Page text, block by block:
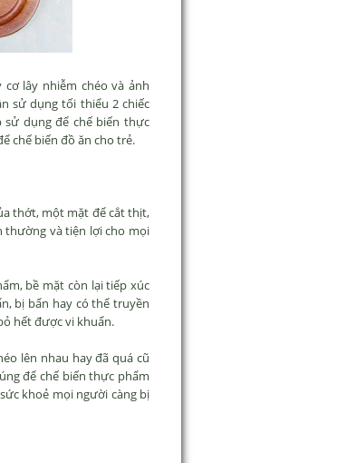
lây nhiễm chéo và ảnh
sử dụng tối thiểu 2 chiếc
dụng để chế biến thực
chế biến đồ ăn cho trẻ.
thớt, một mặt để cắt thịt,
thường và tiện lợi cho mọi
bề mặt còn lại tiếp xúc
bị bẩn hay có thể truyền
hết được vi khuẩn.
lên nhau hay đã quá cũ
để chế biến thực phẩm
khoẻ mọi người càng bị